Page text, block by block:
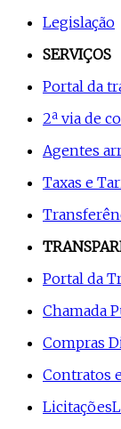
Legislação
SERVIÇOS
Portal da
2ª via de
Agentes
Taxas e
Portal da
Chamada
Compras
Contratos
Licitações